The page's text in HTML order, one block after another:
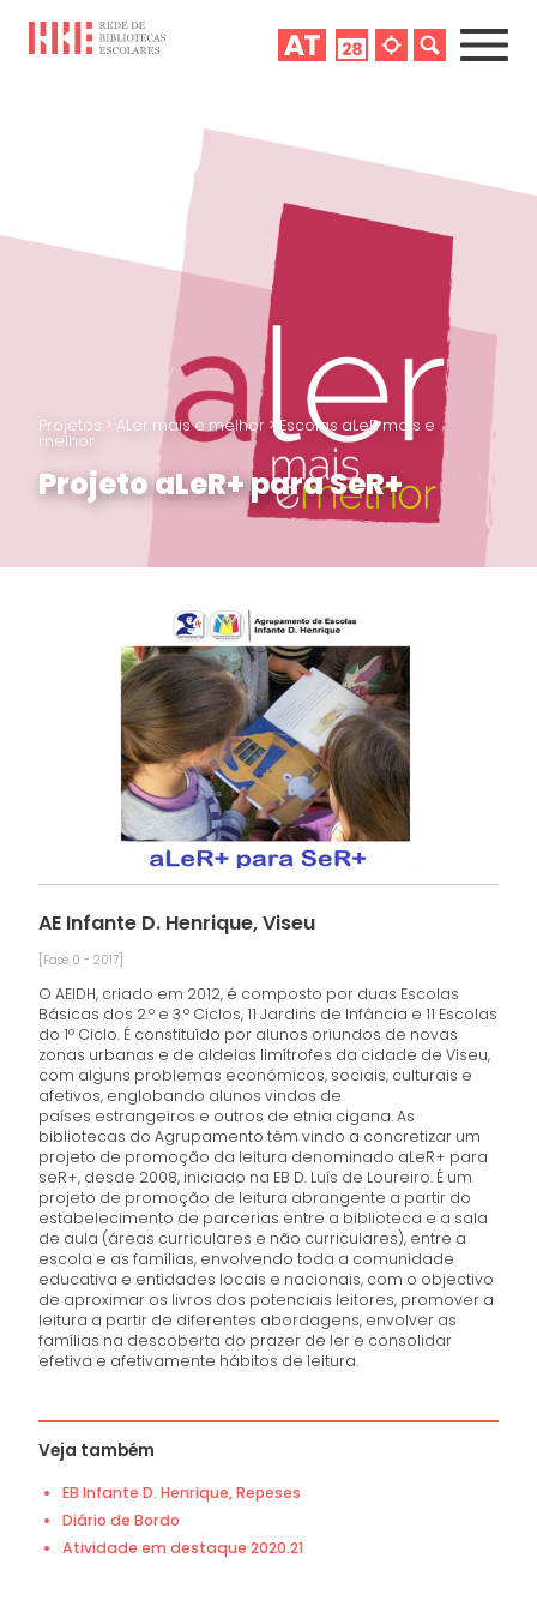
Projetos > ALer mais e melhor > Escolas aLeR mais e
melhor
Projeto aLeR+ para SeR+
AE Infante D. Henrique, Viseu
[Fase 0 - 2017]
O AEIDH, criado em 2012, é composto por duas Escolas
Básicas dos 2.º e 3.º Ciclos, 11 Jardins de Infância e 11 Escolas
do 1º Ciclo. É constituído por alunos oriundos de novas
zonas urbanas e de aldeias limítrofes da cidade de Viseu,
com alguns problemas económicos, sociais, culturais e
afetivos, englobando alunos vindos de
países estrangeiros e outros de etnia cigana. As
bibliotecas do Agrupamento têm vindo a concretizar um
projeto de promoção da leitura denominado aLeR+ para
seR+, desde 2008, iniciado na EB D. Luís de Loureiro. É um
projeto de promoção de leitura abrangente a partir do
estabelecimento de parcerias entre a biblioteca e a sala
de aula (áreas curriculares e não curriculares), entre a
escola e as famílias, envolvendo toda a comunidade
educativa e entidades locais e nacionais, com o objectivo
de aproximar os livros dos potenciais leitores, promover a
leitura a partir de diferentes abordagens, envolver as
famílias na descoberta do prazer de ler e consolidar
efetiva e afetivamente hábitos de leitura.
Veja também
EB Infante D. Henrique, Repeses
Diário de Bordo
Atividade em destaque 2020.21